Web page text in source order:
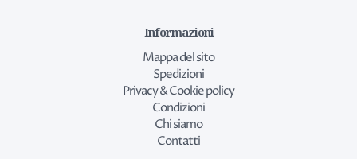
Informazioni
Mappa del sito
Spedizioni
Privacy & Cookie policy
Condizioni
Chi siamo
Contatti